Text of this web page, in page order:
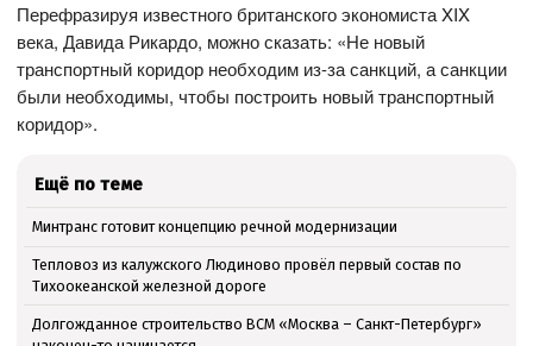
Перефразируя известного британского экономиста XIX
века, Давида Рикардо, можно сказать: «Не новый
транспортный коридор необходим из-за санкций, а санкции
были необходимы, чтобы построить новый транспортный
коридор».
Ещё по теме
Минтранс готовит концепцию речной модернизации
Тепловоз из калужского Людиново провёл первый состав по
Тихоокеанской железной дороге
Долгожданное строительство ВСМ «Москва – Санкт-Петербург»